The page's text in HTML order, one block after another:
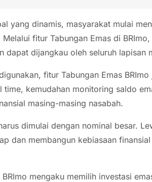
yang dinamis, masyarakat mulai
fitur Tabungan Emas di
dapat dijangkau oleh seluruh lapisan
fitur Tabungan Emas
time, kemudahan monitoring saldo
masing-masing nasabah.
dimulai dengan nominal besar.
dan membangun kebiasaan
mengaku memilih investasi